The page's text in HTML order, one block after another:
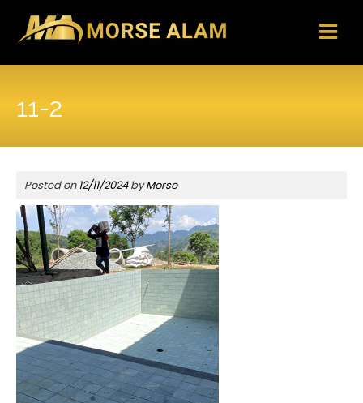
content
11-2
Posted on12/11/2024byMorse